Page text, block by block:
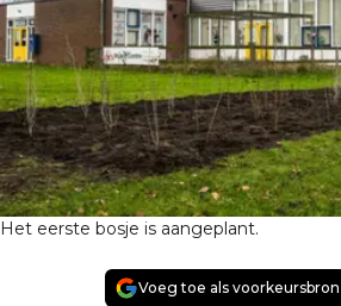
Het eerste bosje is aangeplant.
Voeg toe als